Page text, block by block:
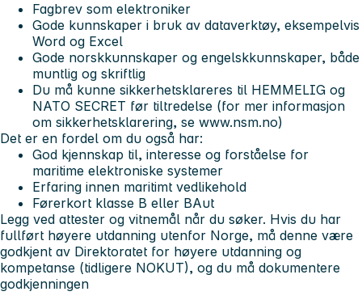
Fagbrev som elektroniker
Gode kunnskaper i bruk av dataverktøy, eksempelvis
Word og Excel
Gode norskkunnskaper og engelskkunnskaper, både
muntlig og skriftlig
Du må kunne sikkerhetsklareres til HEMMELIG og
NATO SECRET før tiltredelse (for mer informasjon
om sikkerhetsklarering, se www.nsm.no)
Det er en fordel om du også har:
God kjennskap til, interesse og forståelse for
maritime elektroniske systemer
Erfaring innen maritimt vedlikehold
Førerkort klasse B eller BAut
Legg ved attester og vitnemål når du søker. Hvis du har
fullført høyere utdanning utenfor Norge, må denne være
godkjent av Direktoratet for høyere utdanning og
kompetanse (tidligere NOKUT), og du må dokumentere
godkjenningen